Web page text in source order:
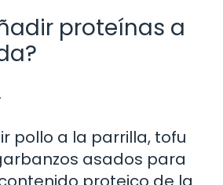
proteínas a
pollo a la parrilla, tofu
asados para